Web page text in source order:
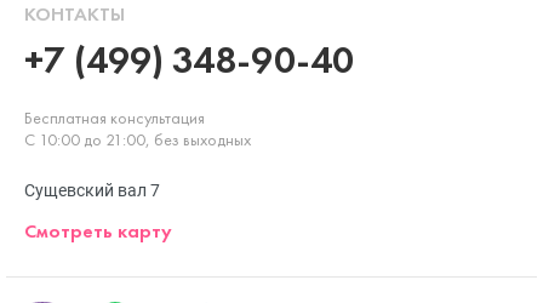
КОНТАКТЫ
+7 (499) 348-90-40
Бесплатная консультация
С 10:00 до 21:00, без выходных
Сущевский вал 7
Смотреть карту